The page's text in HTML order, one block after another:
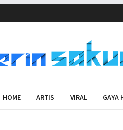
HOME ARTIS VIRAL GAYA